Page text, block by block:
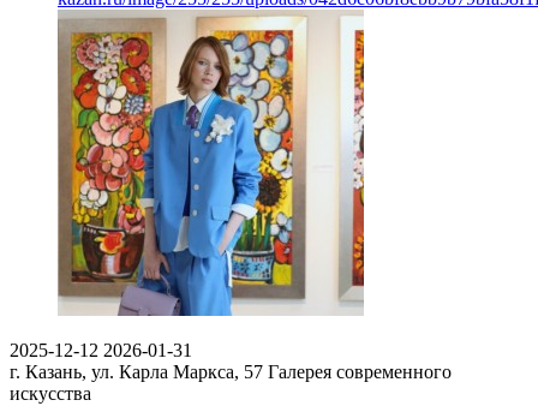
2025-12-12 2026-01-31
г. Казань, ул. Карла Маркса, 57 Галерея современного
искусства